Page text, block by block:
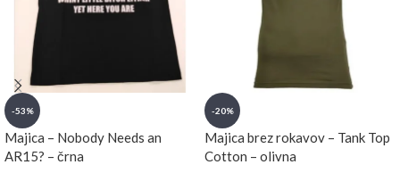
-53%
Majica – Nobody Needs an
AR15? – črna
-20%
Majica brez rokavov – Tank Top
Cotton – olivna